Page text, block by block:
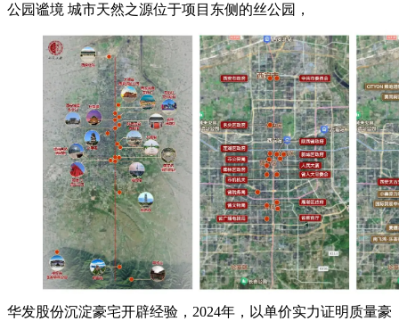
公园谧境 城市天然之源位于项目东侧的丝公园，
华发股份沉淀豪宅开辟经验，2024年，以单价实力证明质量豪